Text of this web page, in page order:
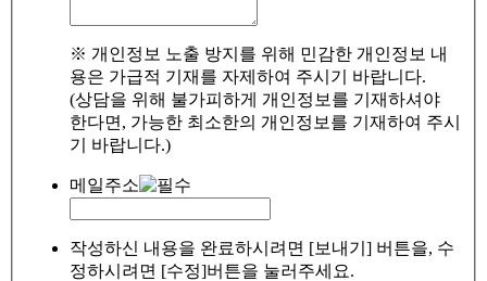
※ 개인정보 노출 방지를 위해 민감한 개인정보 내
용은 가급적 기재를 자제하여 주시기 바랍니다.
(상담을 위해 불가피하게 개인정보를 기재하셔야
한다면, 가능한 최소한의 개인정보를 기재하여 주시
기 바랍니다.)
메일주소
작성하신 내용을 완료하시려면 [보내기] 버튼을, 수
정하시려면 [수정]버튼을 눌러주세요.